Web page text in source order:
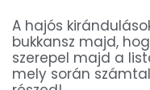
A hajós
bukkansz majd,
szerepel majd a
mely során